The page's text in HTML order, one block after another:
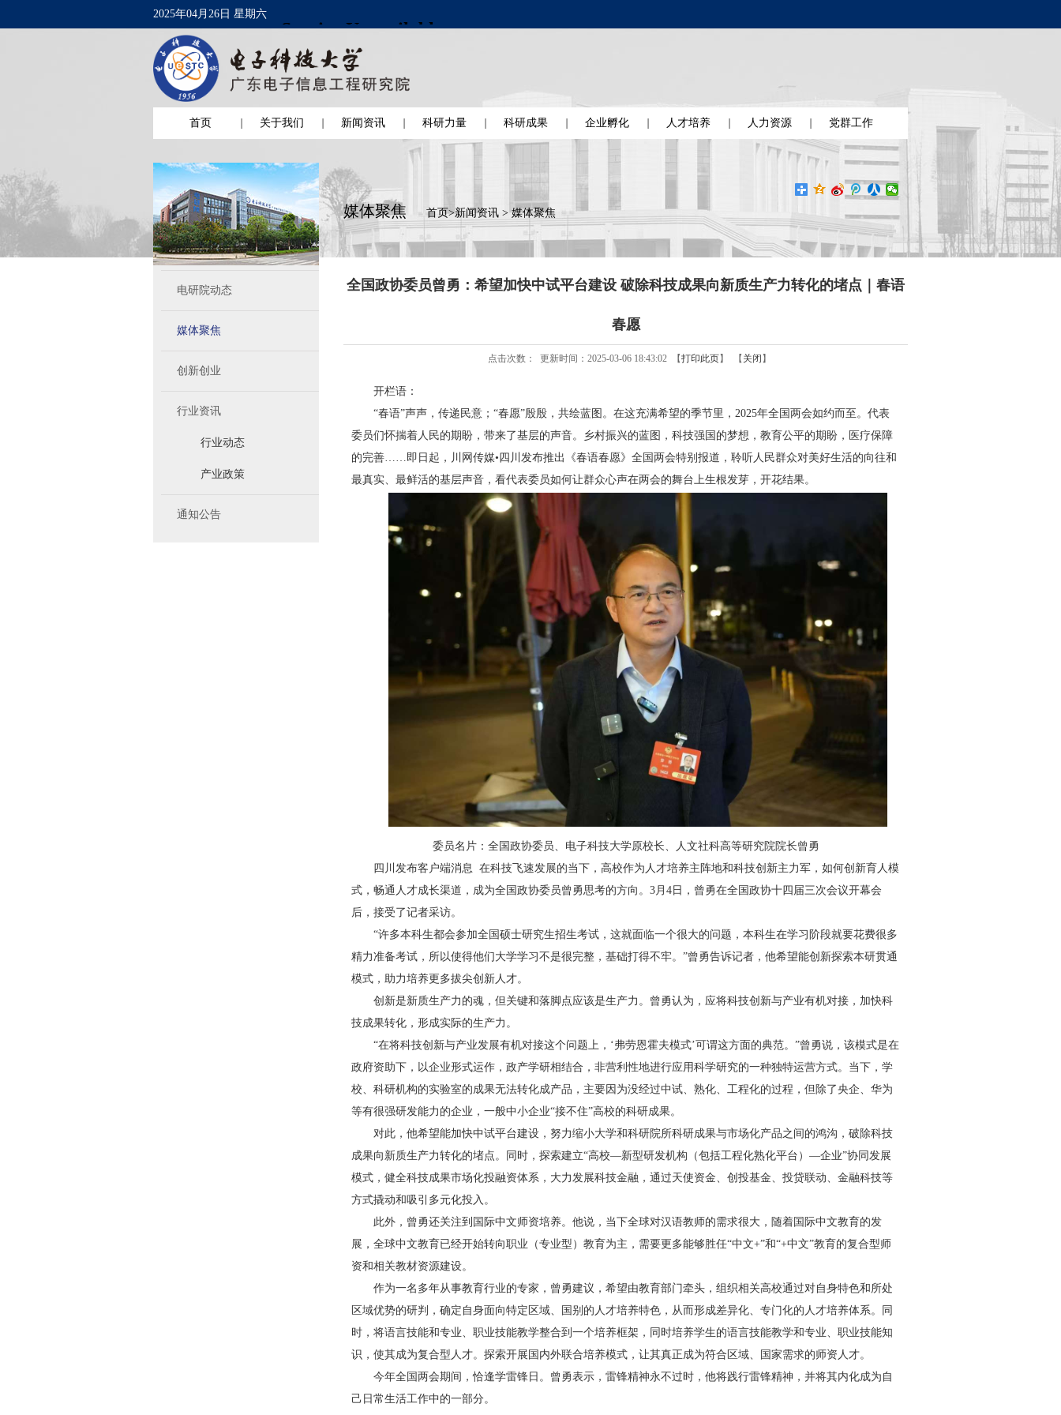
2025年04月26日 星期六
首页 关于我们 新闻资讯 科研力量 科研成果 企业孵化 人才培养 人力资源 党群工作
电研院动态
媒体聚焦
创新创业
行业资讯
行业动态
产业政策
通知公告
媒体聚焦 首页>新闻资讯 >媒体聚焦
全国政协委员曾勇：希望加快中试平台建设 破除科技成果向新质生产力转化的堵点｜春语
春愿
点击次数： 更新时间：2025-03-06 18:43:02 【打印此页】 【 关闭 】
开栏语：
“春语”声声，传递民意；“春愿”殷殷，共绘蓝图。在这充满希望的季节里，2025年全国两会如约而至。代表
委员们怀揣着人民的期盼，带来了基层的声音。乡村振兴的蓝图，科技强国的梦想，教育公平的期盼，医疗保障
的完善……即日起，川网传媒•四川发布推出《春语春愿》全国两会特别报道，聆听人民群众对美好生活的向往和
最真实、最鲜活的基层声音，看代表委员如何让群众心声在两会的舞台上生根发芽，开花结果。
委员名片：全国政协委员、电子科技大学原校长、人文社科高等研究院院长曾勇
四川发布客户端消息 在科技飞速发展的当下，高校作为人才培养主阵地和科技创新主力军，如何创新育人模
式，畅通人才成长渠道，成为全国政协委员曾勇思考的方向。3月4日，曾勇在全国政协十四届三次会议开幕会
后，接受了记者采访。
“许多本科生都会参加全国硕士研究生招生考试，这就面临一个很大的问题，本科生在学习阶段就要花费很多
精力准备考试，所以使得他们大学学习不是很完整，基础打得不牢。”曾勇告诉记者，他希望能创新探索本研贯通
模式，助力培养更多拔尖创新人才。
创新是新质生产力的魂，但关键和落脚点应该是生产力。曾勇认为，应将科技创新与产业有机对接，加快科
技成果转化，形成实际的生产力。
“在将科技创新与产业发展有机对接这个问题上，‘弗劳恩霍夫模式’可谓这方面的典范。”曾勇说，该模式是在
政府资助下，以企业形式运作，政产学研相结合，非营利性地进行应用科学研究的一种独特运营方式。当下，学
校、科研机构的实验室的成果无法转化成产品，主要因为没经过中试、熟化、工程化的过程，但除了央企、华为
等有很强研发能力的企业，一般中小企业“接不住”高校的科研成果。
对此，他希望能加快中试平台建设，努力缩小大学和科研院所科研成果与市场化产品之间的鸿沟，破除科技
成果向新质生产力转化的堵点。同时，探索建立“高校—新型研发机构（包括工程化熟化平台）—企业”协同发展
模式，健全科技成果市场化投融资体系，大力发展科技金融，通过天使资金、创投基金、投贷联动、金融科技等
方式撬动和吸引多元化投入。
此外，曾勇还关注到国际中文师资培养。他说，当下全球对汉语教师的需求很大，随着国际中文教育的发
展，全球中文教育已经开始转向职业（专业型）教育为主，需要更多能够胜任“中文+”和“+中文”教育的复合型师
资和相关教材资源建设。
作为一名多年从事教育行业的专家，曾勇建议，希望由教育部门牵头，组织相关高校通过对自身特色和所处
区域优势的研判，确定自身面向特定区域、国别的人才培养特色，从而形成差异化、专门化的人才培养体系。同
时，将语言技能和专业、职业技能教学整合到一个培养框架，同时培养学生的语言技能教学和专业、职业技能知
识，使其成为复合型人才。探索开展国内外联合培养模式，让其真正成为符合区域、国家需求的师资人才。
今年全国两会期间，恰逢学雷锋日。曾勇表示，雷锋精神永不过时，他将践行雷锋精神，并将其内化成为自
己日常生活工作中的一部分。